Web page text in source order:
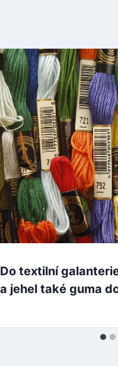
Do textilní
a jehel také guma